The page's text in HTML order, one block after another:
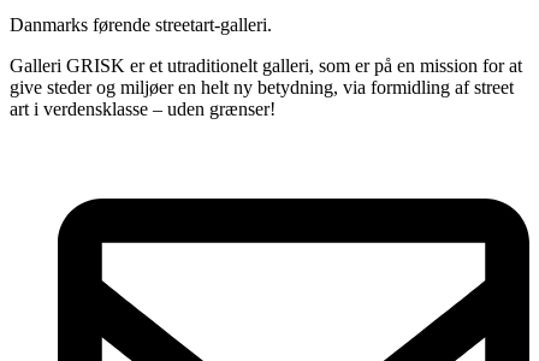
Danmarks førende streetart-galleri.
Galleri GRISK er et utraditionelt galleri, som er på en mission for at
give steder og miljøer en helt ny betydning, via formidling af street
art i verdensklasse – uden grænser!